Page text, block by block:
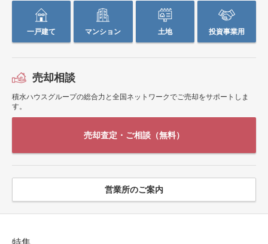
一戸建て マンション 土地 投資事業用
売却相談
積水ハウスグループの総合力と全国ネットワークでご売却をサポートしま
す。
売却査定・ご相談（無料）
営業所のご案内